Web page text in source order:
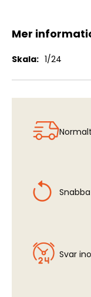
Mer
Mer
1/24
Svar